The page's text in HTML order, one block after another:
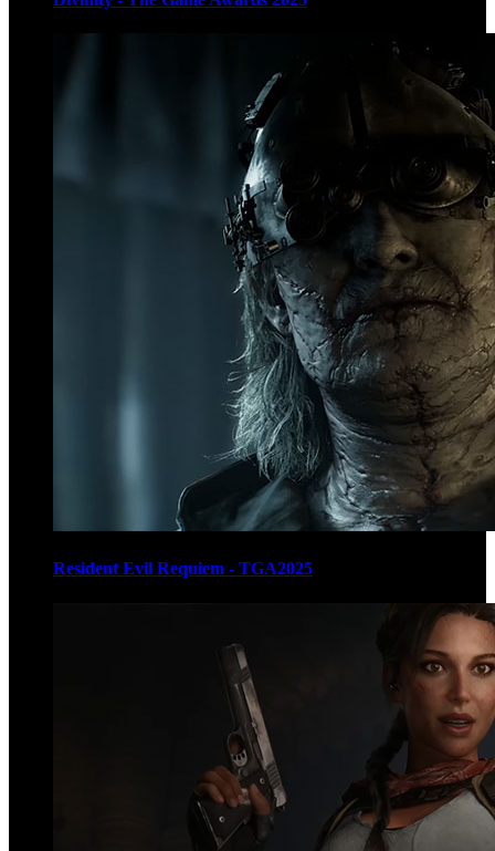
Resident Evil Requiem - TGA2025